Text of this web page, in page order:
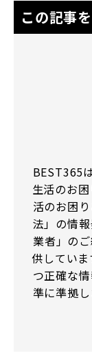
この記事
BEST365
生活のお
活のお困
法」の情
業者」の
供してい
つ正確な
準に準拠